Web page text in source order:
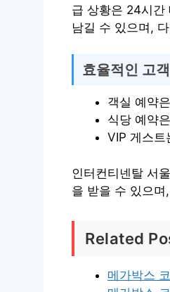
급 상황은 24시간
남길 수 있으며,
효율적인 고
객실 예약
식당 예약
VIP 게스트
인터컨티넨탈 서
을 받을 수 있으
Related
메가박스